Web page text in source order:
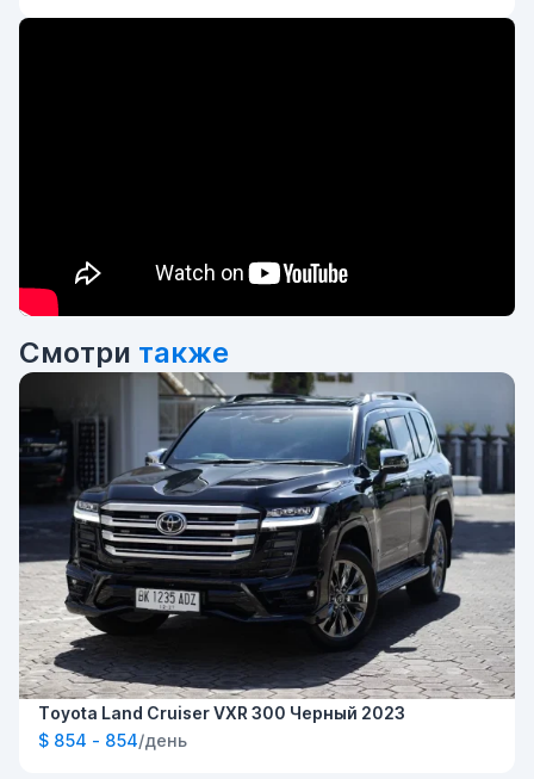
Смотри также
Toyota Land Cruiser VXR 300 Черный 2023
$ 854 - 854/день